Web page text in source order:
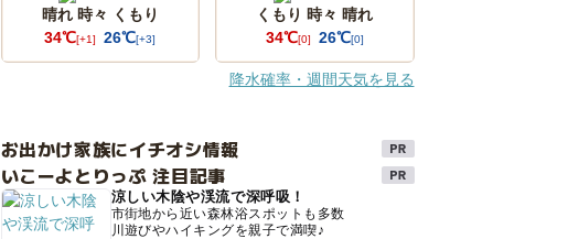
晴れ 時々 くもり
34℃[+1] 26℃[+3]
くもり 時々 晴れ
34℃[0] 26℃[0]
降水確率・週間天気を見る
お出かけ家族にイチオシ情報
いこーよとりっぷ 注目記事
涼しい木陰や渓流で深呼吸！
市街地から近い森林浴スポットも多数
川遊びやハイキングを親子で満喫♪